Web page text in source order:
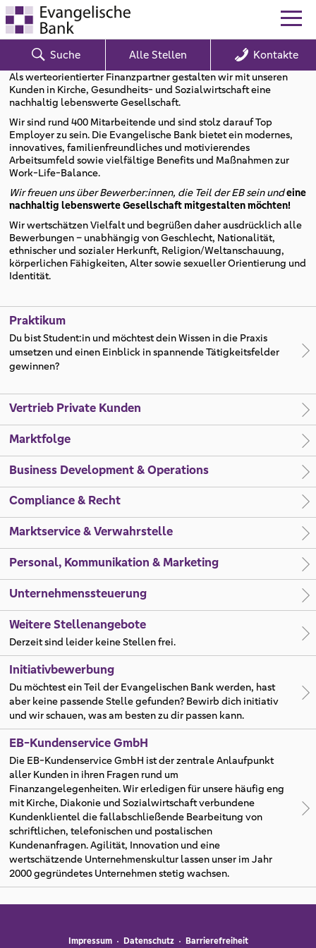
Suche Alle Stellen Kontakte
Als werteorientierter Finanzpartner gestalten wir mit unseren
Kunden in Kirche, Gesundheits- und Sozialwirtschaft eine
nachhaltig lebenswerte Gesellschaft.
Wir sind rund 400 Mitarbeitende und sind stolz darauf Top
Employer zu sein. Die Evangelische Bank bietet ein modernes,
innovatives, familienfreundliches und motivierendes
Arbeitsumfeld sowie vielfältige Benefits und Maßnahmen zur
Work-Life-Balance.
Wir freuen uns über Bewerber:innen, die Teil der EB sein undeine
nachhaltig lebenswerte Gesellschaft mitgestalten möchten!
Wir wertschätzen Vielfalt und begrüßen daher ausdrücklich alle
Bewerbungen – unabhängig von Geschlecht, Nationalität,
ethnischer und sozialer Herkunft, Religion/Weltanschauung,
körperlichen Fähigkeiten, Alter sowie sexueller Orientierung und
Identität.
Praktikum
Du bist Student:in und möchtest dein Wissen in die Praxis
umsetzen und einen Einblick in spannende Tätigkeitsfelder
gewinnen?
Vertrieb Private Kunden
Marktfolge
Business Development & Operations
Compliance & Recht
Marktservice & Verwahrstelle
Personal, Kommunikation & Marketing
Unternehmenssteuerung
Weitere Stellenangebote
Derzeit sind leider keine Stellen frei.
Initiativbewerbung
Du möchtest ein Teil der Evangelischen Bank werden, hast
aber keine passende Stelle gefunden? Bewirb dich initiativ
und wir schauen, was am besten zu dir passen kann.
EB-Kundenservice GmbH
Die EB-Kundenservice GmbH ist der zentrale Anlaufpunkt
aller Kunden in ihren Fragen rund um
Finanzangelegenheiten. Wir erledigen für unsere häufig eng
mit Kirche, Diakonie und Sozialwirtschaft verbundene
Kundenklientel die fallabschließende Bearbeitung von
schriftlichen, telefonischen und postalischen
Kundenanfragen. Agilität, Innovation und eine
wertschätzende Unternehmenskultur lassen unser im Jahr
2000 gegründetes Unternehmen stetig wachsen.
Impressum Datenschutz Barrierefreiheit